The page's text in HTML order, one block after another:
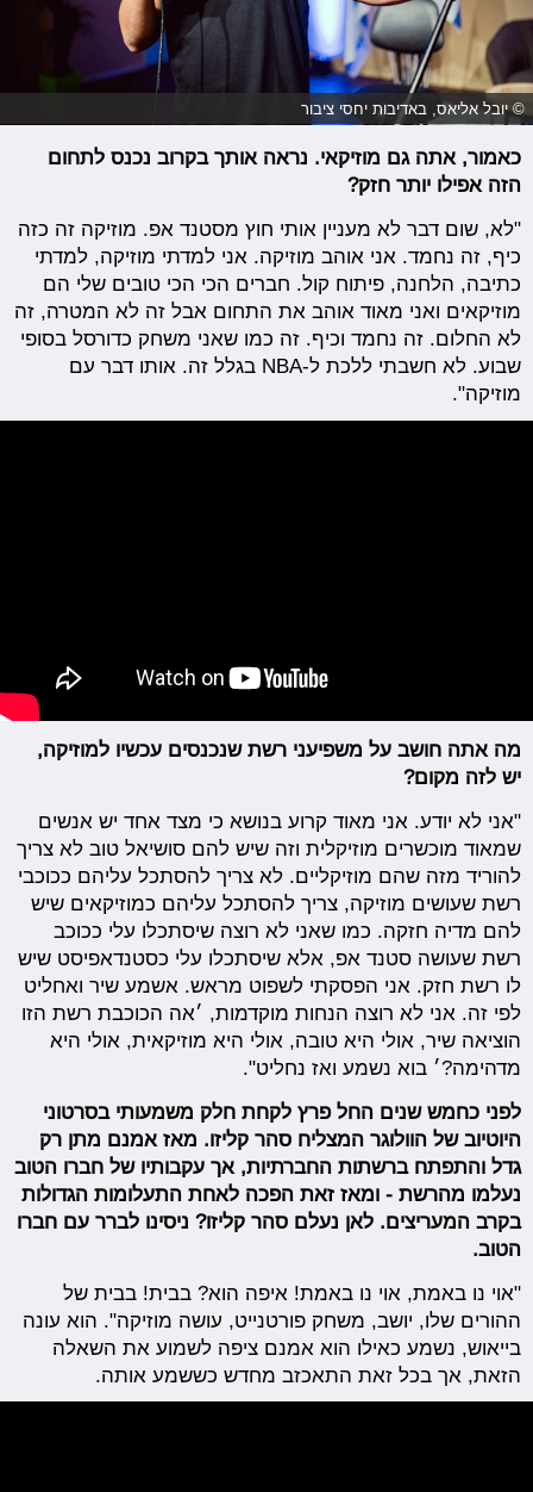
© יובל אליאס, באדיבות יחסי ציבור
כאמור, אתה גם מוזיקאי. נראה אותך בקרוב נכנס לתחום
הזה אפילו יותר חזק?
"לא, שום דבר לא מעניין אותי חוץ מסטנד אפ. מוזיקה זה כזה
כיף, זה נחמד. אני אוהב מוזיקה. אני למדתי מוזיקה, למדתי
כתיבה, הלחנה, פיתוח קול. חברים הכי הכי טובים שלי הם
מוזיקאים ואני מאוד אוהב את התחום אבל זה לא המטרה, זה
לא החלום. זה נחמד וכיף. זה כמו שאני משחק כדורסל בסופי
שבוע. לא חשבתי ללכת ל-NBA בגלל זה. אותו דבר עם
מוזיקה".
מה אתה חושב על משפיעני רשת שנכנסים עכשיו למוזיקה,
יש לזה מקום?
"אני לא יודע. אני מאוד קרוע בנושא כי מצד אחד יש אנשים
שמאוד מוכשרים מוזיקלית וזה שיש להם סושיאל טוב לא צריך
להוריד מזה שהם מוזיקליים. לא צריך להסתכל עליהם ככוכבי
רשת שעושים מוזיקה, צריך להסתכל עליהם כמוזיקאים שיש
להם מדיה חזקה. כמו שאני לא רוצה שיסתכלו עלי ככוכב
רשת שעושה סטנד אפ, אלא שיסתכלו עלי כסטנדאפיסט שיש
לו רשת חזק. אני הפסקתי לשפוט מראש. אשמע שיר ואחליט
לפי זה. אני לא רוצה הנחות מוקדמות, ׳אה הכוכבת רשת הזו
הוציאה שיר, אולי היא טובה, אולי היא מוזיקאית, אולי היא
מדהימה?׳ בוא נשמע ואז נחליט".
לפני כחמש שנים החל פרץ לקחת חלק משמעותי בסרטוני
היוטיוב של הוולוגר המצליח סהר קליזו. מאז אמנם מתן רק
גדל והתפתח ברשתות החברתיות, אך עקבותיו של חברו הטוב
נעלמו מהרשת - ומאז זאת הפכה לאחת התעלומות הגדולות
בקרב המעריצים. לאן נעלם סהר קליזו? ניסינו לברר עם חברו
הטוב.
"אוי נו באמת, אוי נו באמת! איפה הוא? בבית! בבית של
ההורים שלו, יושב, משחק פורטנייט, עושה מוזיקה". הוא עונה
בייאוש, נשמע כאילו הוא אמנם ציפה לשמוע את השאלה
הזאת, אך בכל זאת התאכזב מחדש כששמע אותה.